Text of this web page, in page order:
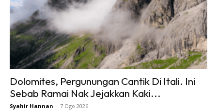
Dolomites, Pergunungan Cantik Di Itali. Ini
Sebab Ramai Nak Jejakkan Kaki...
Syahir Hannan - 7 Ogo 2026